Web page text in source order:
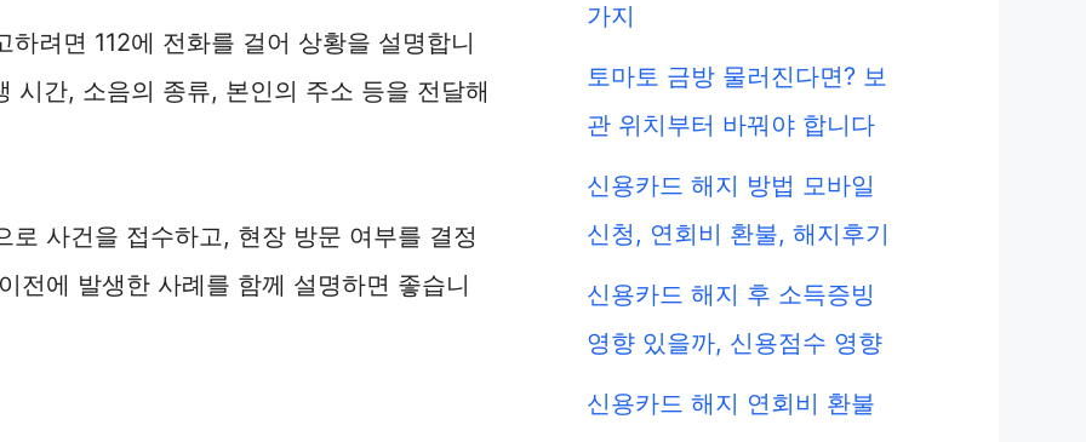
려면 112에 전화를 걸어 상황을 설명합니
시간, 소음의 종류, 본인의 주소 등을 전달해
로 사건을 접수하고, 현장 방문 여부를 결정
전에 발생한 사례를 함께 설명하면 좋습니
가지
토마토 금방 물러진다면? 보
관 위치부터 바꿔야 합니다
신용카드 해지 방법 모바일
신청, 연회비 환불, 해지후기
신용카드 해지 후 소득증빙
영향 있을까, 신용점수 영향
신용카드 해지 연회비 환불